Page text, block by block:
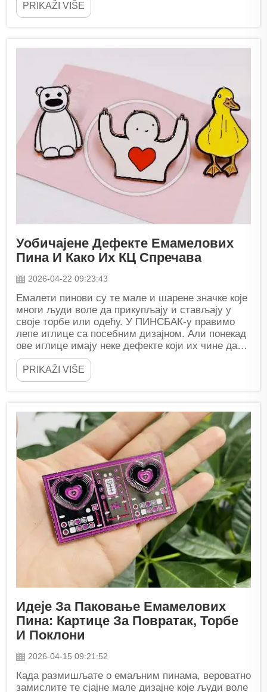
PRIKAŽI VIŠE
Уобичајене Дефекте Емамелових
Пина И Како Их КЦ Спречава
2026-04-22 09:23:43
Емалети пинови су те мале и шарене значке које
многи људи воле да прикупљају и стављају у
своје торбе или одећу. У ПИНСБАК-у правимо
лепе иглице са посебним дизајном. Али понекад
ове иглице имају неке дефекте који их чине да
изгледају не...
PRIKAŽI VIŠE
Идеје За Паковање Емамелових
Пина: Картице За Повратак, Торбе
И Поклони
2026-04-15 09:21:52
Када размишљате о емаљним пинама, вероватно
замислите те сјајне мале дизајне које људи воле